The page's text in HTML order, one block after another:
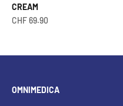
CREAM
Angebot
CHF 69.90
OMNIMEDICA